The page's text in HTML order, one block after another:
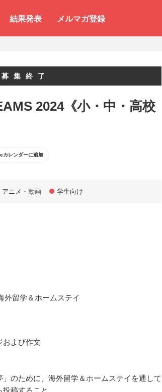
結果発表 メルマガ登録
募集終了
2024《小・中・高校
カレンダーに追加
アニメ・動画 学生向け
留学＆ホームステイ
および作文
のために、海外留学＆ホームステイを通して
稿すること